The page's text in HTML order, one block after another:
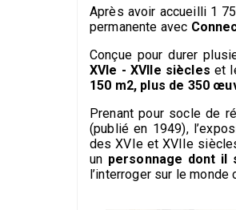
Après avoir accueilli 1
permanente avec
Conçue pour durer
XVIe - XVIIe siècles et
150 m2, plus de 350
Prenant pour socle de
(publié en 1949),
des XVIe et XVIIe
un personnage dont il
l’interroger sur le monde